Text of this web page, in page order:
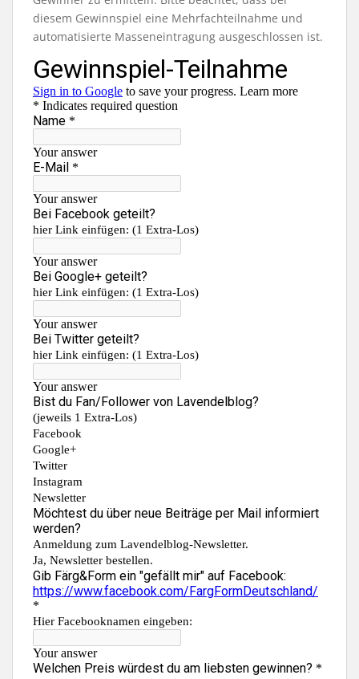
diesem Gewinnspiel eine Mehrfachteilnahme und
automatisierte Masseneintragung ausgeschlossen ist.